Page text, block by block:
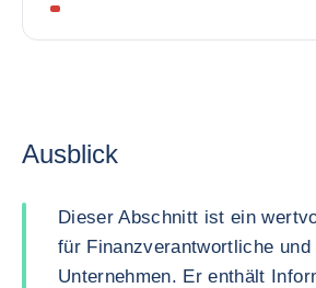
Ausblick
Dieser Abschnitt ist ein
für Finanzverantwortliche
Unternehmen. Er enthält